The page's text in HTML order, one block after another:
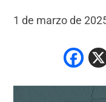
1 de marzo de